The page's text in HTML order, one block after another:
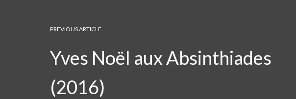
PREVIOUS ARTICLE
Yves Noël aux Absinthiades
(2016)